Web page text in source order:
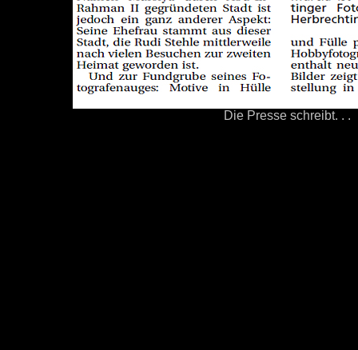
Die Presse schreibt. .